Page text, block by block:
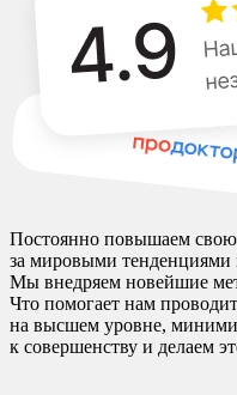
Постоянно повышаем
за мировыми тенденциями
Мы внедряем новейшие
Что помогает нам
на высшем уровне,
к совершенству и делаем